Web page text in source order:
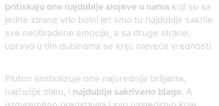
pritiskaju one najdublje slojeve u nama koji su sa
jedne strane vrlo bolni jer smo tu najdublje sakrile
sve neobrađene emocije, a sa druge strane,
upravo u tim dubinama se kriju najveće vrednosti.
Pluton simbolizuje one najvrednije brlijante,
najčistije zlato, i najdublje sakriveno blago. A